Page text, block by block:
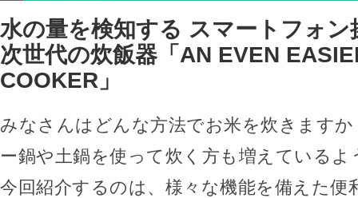
水の量を検知する スマートフォン
次世代の炊飯器「AN EVEN
COOKER」
みなさんはどんな方法でお米を炊きます
ー鍋や土鍋を使って炊く方も増えている
今回紹介するのは、様々な機能を備えた便